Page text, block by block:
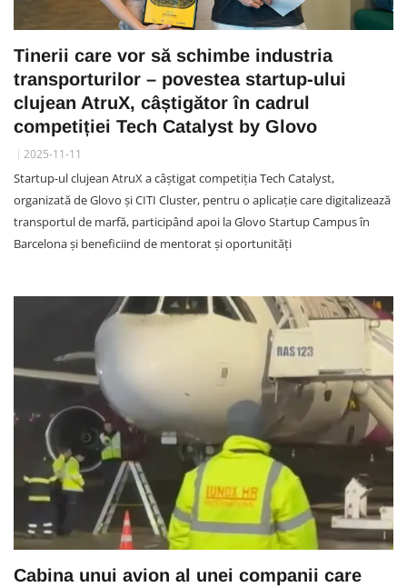
Tinerii care vor să schimbe industria
transporturilor – povestea startup-ului
clujean AtruX, câștigător în cadrul
competiției Tech Catalyst by Glovo
2025-11-11
Startup-ul clujean AtruX a câștigat competiția Tech Catalyst,
organizată de Glovo și CITI Cluster, pentru o aplicație care digitalizează
transportul de marfă, participând apoi la Glovo Startup Campus în
Barcelona și beneficiind de mentorat și oportunități
Cabina unui avion al unei companii care